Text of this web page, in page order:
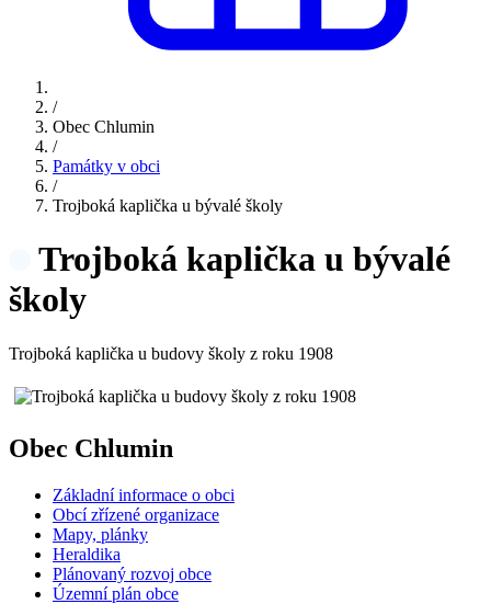
/
Obec Chlumin
/
Památky v obci
/
Trojboká kaplička u bývalé školy
Trojboká kaplička u bývalé
školy
Trojboká kaplička u budovy školy z roku 1908
Obec Chlumin
Základní informace o obci
Obcí zřízené organizace
Mapy, plánky
Heraldika
Plánovaný rozvoj obce
Územní plán obce